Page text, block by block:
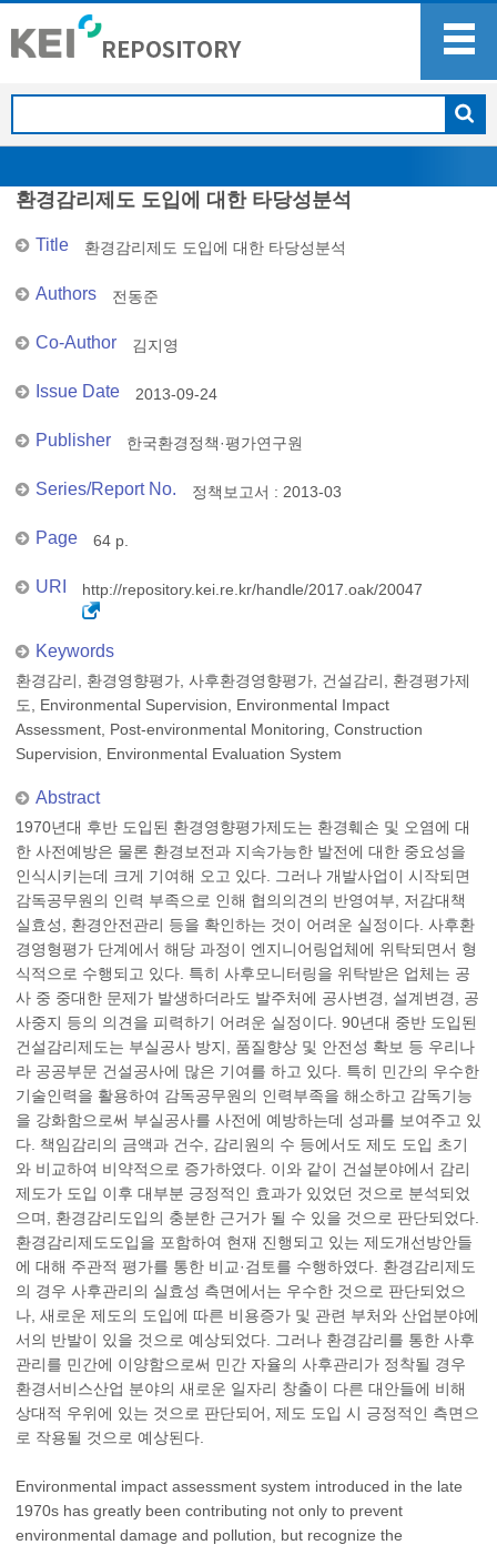
환경감리제도 도입에 대한 타당성분석
Title 환경감리제도 도입에 대한 타당성분석
Authors 전동준
Co-Author 김지영
Issue Date 2013-09-24
Publisher 한국환경정책·평가연구원
Series/Report No. 정책보고서 : 2013-03
Page 64 p.
URI http://repository.kei.re.kr/handle/2017.oak/20047
Keywords
환경감리, 환경영향평가, 사후환경영향평가, 건설감리, 환경평가제
도, Environmental Supervision, Environmental Impact
Assessment, Post-environmental Monitoring, Construction
Supervision, Environmental Evaluation System
Abstract
1970년대 후반 도입된 환경영향평가제도는 환경훼손 및 오염에 대
한 사전예방은 물론 환경보전과 지속가능한 발전에 대한 중요성을
인식시키는데 크게 기여해 오고 있다. 그러나 개발사업이 시작되면
감독공무원의 인력 부족으로 인해 협의의견의 반영여부, 저감대책
실효성, 환경안전관리 등을 확인하는 것이 어려운 실정이다. 사후환
경영형평가 단계에서 해당 과정이 엔지니어링업체에 위탁되면서 형
식적으로 수행되고 있다. 특히 사후모니터링을 위탁받은 업체는 공
사 중 중대한 문제가 발생하더라도 발주처에 공사변경, 설계변경, 공
사중지 등의 의견을 피력하기 어려운 실정이다. 90년대 중반 도입된
건설감리제도는 부실공사 방지, 품질향상 및 안전성 확보 등 우리나
라 공공부문 건설공사에 많은 기여를 하고 있다. 특히 민간의 우수한
기술인력을 활용하여 감독공무원의 인력부족을 해소하고 감독기능
을 강화함으로써 부실공사를 사전에 예방하는데 성과를 보여주고 있
다. 책임감리의 금액과 건수, 감리원의 수 등에서도 제도 도입 초기
와 비교하여 비약적으로 증가하였다. 이와 같이 건설분야에서 감리
제도가 도입 이후 대부분 긍정적인 효과가 있었던 것으로 분석되었
으며, 환경감리도입의 충분한 근거가 될 수 있을 것으로 판단되었다.
환경감리제도도입을 포함하여 현재 진행되고 있는 제도개선방안들
에 대해 주관적 평가를 통한 비교·검토를 수행하였다. 환경감리제도
의 경우 사후관리의 실효성 측면에서는 우수한 것으로 판단되었으
나, 새로운 제도의 도입에 따른 비용증가 및 관련 부처와 산업분야에
서의 반발이 있을 것으로 예상되었다. 그러나 환경감리를 통한 사후
관리를 민간에 이양함으로써 민간 자율의 사후관리가 정착될 경우
환경서비스산업 분야의 새로운 일자리 창출이 다른 대안들에 비해
상대적 우위에 있는 것으로 판단되어, 제도 도입 시 긍정적인 측면으
로 작용될 것으로 예상된다.
Environmental impact assessment system introduced in the late
1970s has greatly been contributing not only to prevent
environmental damage and pollution, but recognize the